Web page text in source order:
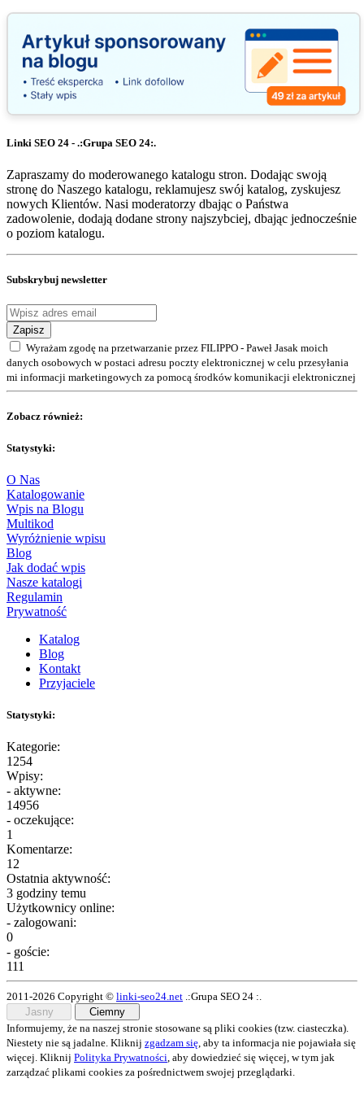
Linki SEO 24 - .:Grupa SEO 24:.
Zapraszamy do moderowanego katalogu stron. Dodając swoją
stronę do Naszego katalogu, reklamujesz swój katalog, zyskujesz
nowych Klientów. Nasi moderatorzy dbając o Państwa
zadowolenie, dodają dodane strony najszybciej, dbając jednocześnie
o poziom katalogu.
Subskrybuj newsletter
Zapisz
Wyrażam zgodę na przetwarzanie przez FILIPPO - Paweł Jasak moich
danych osobowych w postaci adresu poczty elektronicznej w celu przesyłania
mi informacji marketingowych za pomocą środków komunikacji elektronicznej
Zobacz również:
Statystyki:
O Nas
Katalogowanie
Wpis na Blogu
Multikod
Wyróżnienie wpisu
Blog
Jak dodać wpis
Nasze katalogi
Regulamin
Prywatność
Katalog
Blog
Kontakt
Przyjaciele
Statystyki:
Kategorie:
1254
Wpisy:
- aktywne:
14956
- oczekujące:
1
Komentarze:
12
Ostatnia aktywność:
3 godziny temu
Użytkownicy online:
- zalogowani:
0
- goście:
111
2011-2026 Copyright © linki-seo24.net .:Grupa SEO 24 :.
Jasny
Ciemny
Informujemy, że na naszej stronie stosowane są pliki cookies (tzw. ciasteczka).
Niestety nie są jadalne. Kliknij zgadzam się, aby ta informacja nie pojawiała się
więcej. Kliknij Polityka Prywatności, aby dowiedzieć się więcej, w tym jak
zarządzać plikami cookies za pośrednictwem swojej przeglądarki.